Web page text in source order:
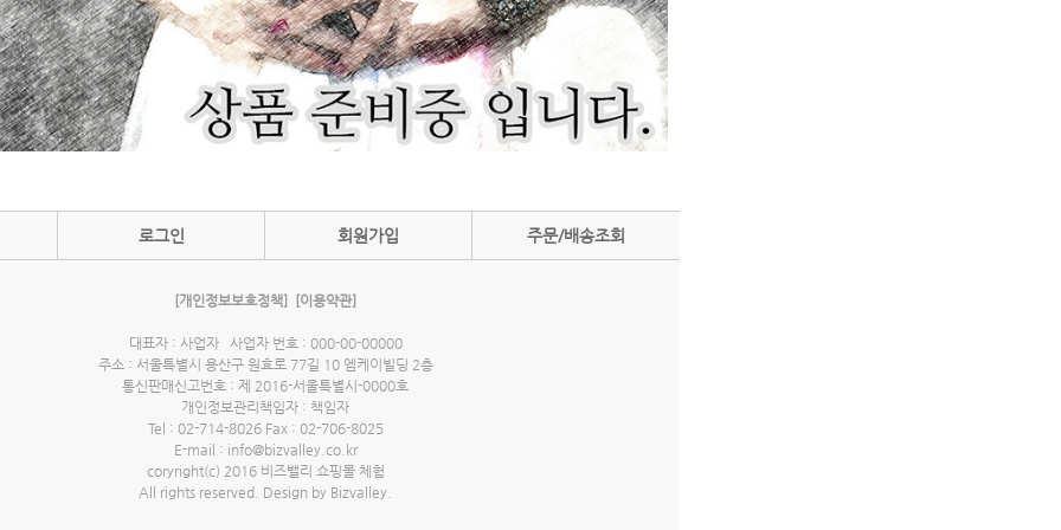
로그인 회원가입 주문/배송조회
[개인정보보호정책] [이용약관]
대표자 : 사업자 사업자 번호 : 000-00-00000
주소 : 서울특별시 용산구 원효로 77길 10 엠케이빌딩 2층
통신판매신고번호 : 제 2016-서울특별시-0000호
개인정보관리책임자 : 책임자
Tel : 02-714-8026 Fax : 02-706-8025
E-mail : info@bizvalley.co.kr
coryright(c) 2016 비즈밸리 쇼핑몰 체험
All rights reserved. Design by Bizvalley.